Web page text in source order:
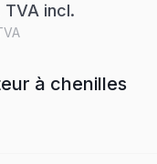
incl.
à chenilles